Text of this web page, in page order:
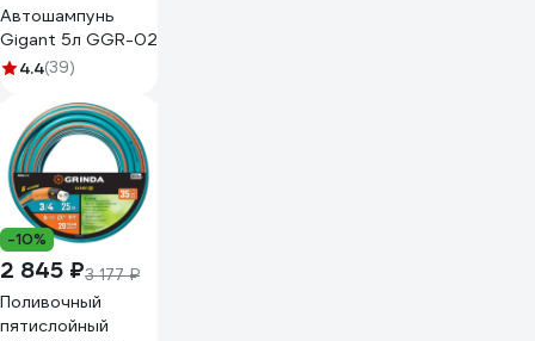
Автошампунь
Gigant 5л GGR-02
4.4(39)
-10%
2 845 ₽3 177 ₽
Поливочный
пятислойный